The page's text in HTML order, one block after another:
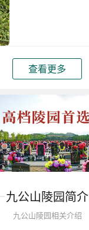
查看更多
九公山陵园简介
九公山陵园相关介绍